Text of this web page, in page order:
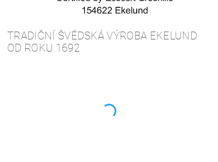
TRADIČNÍ ŠVÉDSKÁ VÝROBA EKELUND
OD ROKU 1692